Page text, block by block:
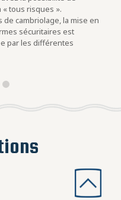
tous risques ».
cambriolage, la mise en
sécuritaires est
par les différentes